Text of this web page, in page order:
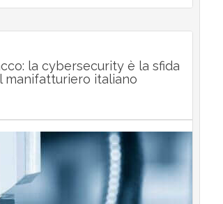
la cybersecurity è la sfida
manifatturiero italiano